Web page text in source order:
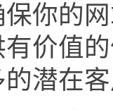
你的
价值
潜在